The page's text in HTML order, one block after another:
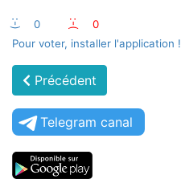
:-) 0 :-(
0
Pour voter, installer l'application !
Précédent
Telegram canal